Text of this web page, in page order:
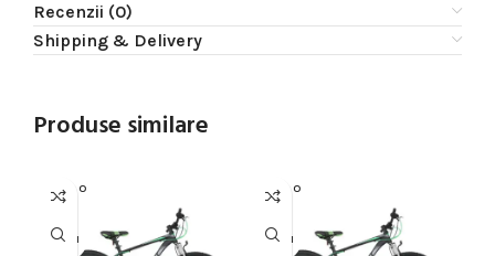
Recenzii (0)
Shipping & Delivery
Produse similare
SOLD O
UT
MOON
SOLD O
UT
MOON